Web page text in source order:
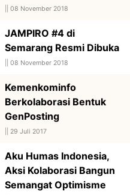
08 November 2018
JAMPIRO #4 di
Semarang Resmi Dibuka
08 November 2018
Kemenkominfo
Berkolaborasi Bentuk
GenPosting
29 Juli 2017
Aku Humas Indonesia,
Aksi Kolaborasi Bangun
Semangat Optimisme